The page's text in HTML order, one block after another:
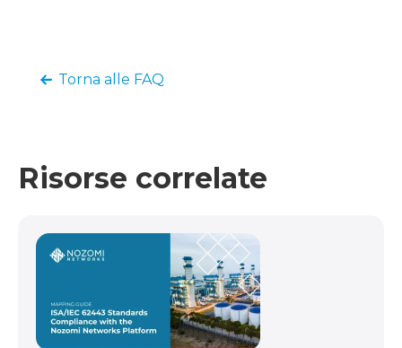
Torna alle FAQ
Risorse correlate